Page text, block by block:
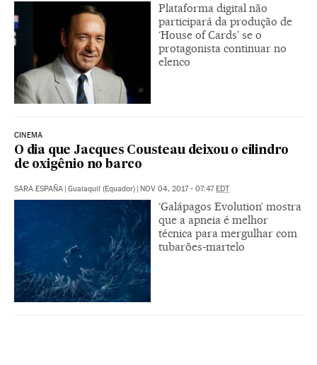
Plataforma digital não
participará da produção de
‘House of Cards’ se o
protagonista continuar no
elenco
CINEMA
O dia que Jacques Cousteau deixou o cilindro
de oxigênio no barco
SARA ESPAÑA | Guaiaquil (Equador) | NOV 04, 2017 - 07:47EDT
‘Galápagos Evolution’ mostra
que a apneia é melhor
técnica para mergulhar com
tubarões-martelo